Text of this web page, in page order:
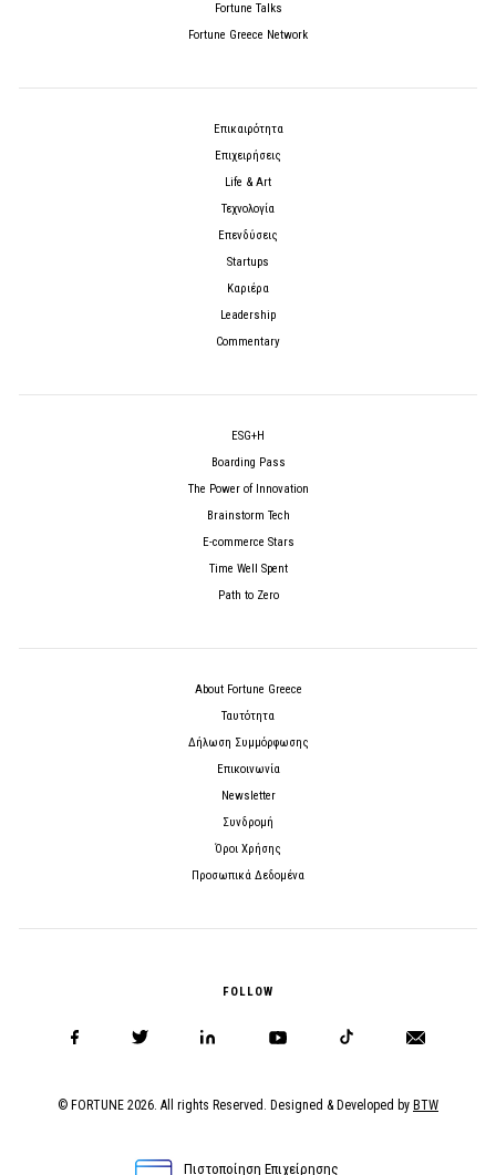
Fortune Talks
Fortune Greece Network
Επικαιρότητα
Επιχειρήσεις
Life & Art
Τεχνολογία
Επενδύσεις
Startups
Καριέρα
Leadership
Commentary
ESG+H
Boarding Pass
The Power of Innovation
Brainstorm Tech
E-commerce Stars
Time Well Spent
Path to Zero
About Fortune Greece
Ταυτότητα
Δήλωση Συμμόρφωσης
Επικοινωνία
Newsletter
Συνδρομή
Όροι Χρήσης
Προσωπικά Δεδομένα
FOLLOW
© FORTUNE 2026. All rights Reserved. Designed & Developed by BTW
Πιστοποίηση Επιχείρησης